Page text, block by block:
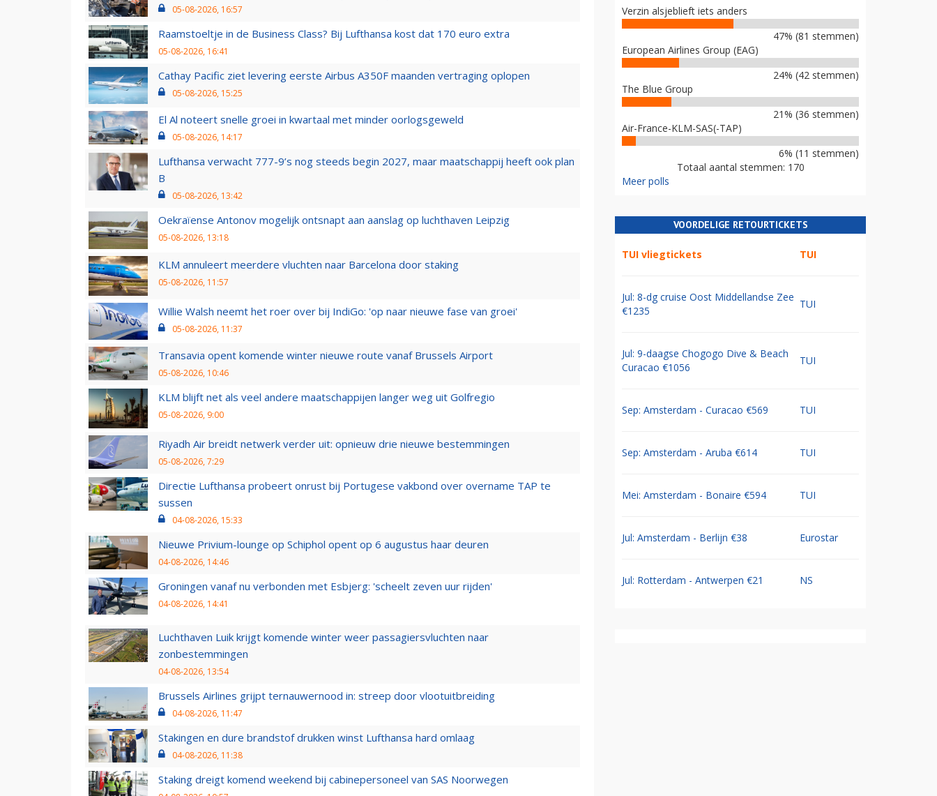
05-08-2026, 16:57
Raamstoeltje in de Business Class? Bij Lufthansa kost dat 170 euro extra
05-08-2026, 16:41
Cathay Pacific ziet levering eerste Airbus A350F maanden vertraging oplopen
05-08-2026, 15:25
El Al noteert snelle groei in kwartaal met minder oorlogsgeweld
05-08-2026, 14:17
Lufthansa verwacht 777-9’s nog steeds begin 2027, maar maatschappij heeft ook plan
B
05-08-2026, 13:42
Oekraïense Antonov mogelijk ontsnapt aan aanslag op luchthaven Leipzig
05-08-2026, 13:18
KLM annuleert meerdere vluchten naar Barcelona door staking
05-08-2026, 11:57
Willie Walsh neemt het roer over bij IndiGo: 'op naar nieuwe fase van groei'
05-08-2026, 11:37
Transavia opent komende winter nieuwe route vanaf Brussels Airport
05-08-2026, 10:46
KLM blijft net als veel andere maatschappijen langer weg uit Golfregio
05-08-2026, 9:00
Riyadh Air breidt netwerk verder uit: opnieuw drie nieuwe bestemmingen
05-08-2026, 7:29
Directie Lufthansa probeert onrust bij Portugese vakbond over overname TAP te
sussen
04-08-2026, 15:33
Nieuwe Privium-lounge op Schiphol opent op 6 augustus haar deuren
04-08-2026, 14:46
Groningen vanaf nu verbonden met Esbjerg: 'scheelt zeven uur rijden'
04-08-2026, 14:41
Luchthaven Luik krijgt komende winter weer passagiersvluchten naar
zonbestemmingen
04-08-2026, 13:54
Brussels Airlines grijpt ternauwernood in: streep door vlootuitbreiding
04-08-2026, 11:47
Stakingen en dure brandstof drukken winst Lufthansa hard omlaag
04-08-2026, 11:38
Staking dreigt komend weekend bij cabinepersoneel van SAS Noorwegen
Verzin alsjeblieft iets anders
47% (81 stemmen)
European Airlines Group (EAG)
24% (42 stemmen)
The Blue Group
21% (36 stemmen)
Air-France-KLM-SAS(-TAP)
6% (11 stemmen)
Totaal aantal stemmen: 170
Meer polls
VOORDELIGE RETOURTICKETS
TUI vliegtickets TUI
Jul: 8-dg cruise Oost Middellandse Zee
€1235
TUI
Jul: 9-daagse Chogogo Dive & Beach
Curacao €1056
TUI
Sep: Amsterdam - Curacao €569 TUI
Sep: Amsterdam - Aruba €614 TUI
Mei: Amsterdam - Bonaire €594 TUI
Jul: Amsterdam - Berlijn €38 Eurostar
Jul: Rotterdam - Antwerpen €21 NS